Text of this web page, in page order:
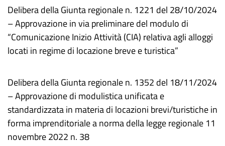
Delibera della Giunta regionale n. 1221 del 28/10/2024
– Approvazione in via preliminare del modulo di
“Comunicazione Inizio Attività (CIA) relativa agli alloggi
locati in regime di locazione breve e turistica”
Delibera della Giunta regionale n. 1352 del 18/11/2024
– Approvazione di modulistica unificata e
standardizzata in materia di locazioni brevi/turistiche in
forma imprenditoriale a norma della legge regionale 11
novembre 2022 n. 38